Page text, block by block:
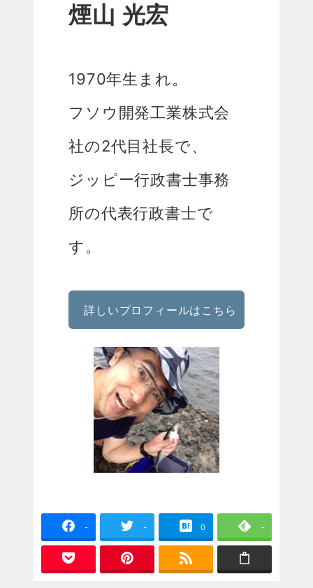
煙山 光宏
1970年生まれ。
フソウ開発工業株式会
社の2代目社長で、
ジッピー行政書士事務
所の代表行政書士で
す。
詳しいプロフィールはこちら
- - 0 -